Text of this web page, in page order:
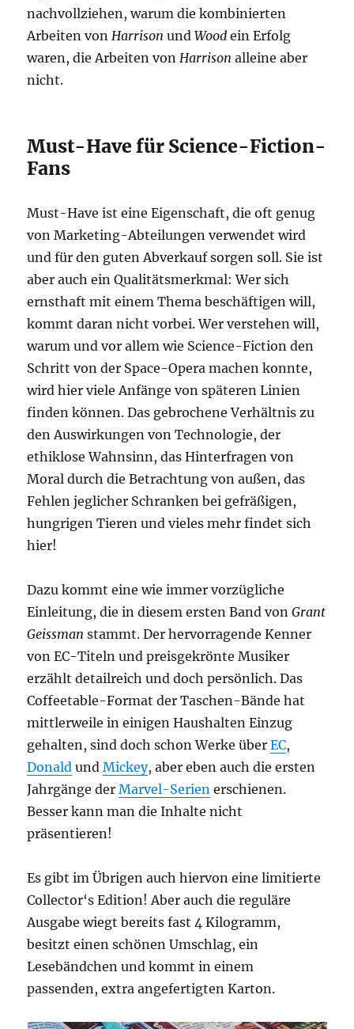
nachvollziehen, warum die kombinierten
Arbeiten vonHarrison undWood ein Erfolg
waren, die Arbeiten vonHarrison alleine aber
nicht.
Must-Have für Science-Fiction-
Fans
Must-Have ist eine Eigenschaft, die oft genug
von Marketing-Abteilungen verwendet wird
und für den guten Abverkauf sorgen soll. Sie ist
aber auch ein Qualitätsmerkmal: Wer sich
ernsthaft mit einem Thema beschäftigen will,
kommt daran nicht vorbei. Wer verstehen will,
warum und vor allem wie Science-Fiction den
Schritt von der Space-Opera machen konnte,
wird hier viele Anfänge von späteren Linien
finden können. Das gebrochene Verhältnis zu
den Auswirkungen von Technologie, der
ethiklose Wahnsinn, das Hinterfragen von
Moral durch die Betrachtung von außen, das
Fehlen jeglicher Schranken bei gefräßigen,
hungrigen Tieren und vieles mehr findet sich
hier!
Dazu kommt eine wie immer vorzügliche
Einleitung, die in diesem ersten Band vonGrant
Geissman stammt. Der hervorragende Kenner
von EC-Titeln und preisgekrönte Musiker
erzählt detailreich und doch persönlich. Das
Coffeetable-Format der Taschen-Bände hat
mittlerweile in einigen Haushalten Einzug
gehalten, sind doch schon Werke überEC,
Donald undMickey, aber eben auch die ersten
Jahrgänge derMarvel-Serien erschienen.
Besser kann man die Inhalte nicht
präsentieren!
Es gibt im Übrigen auch hiervon eine limitierte
Collector‘s Edition! Aber auch die reguläre
Ausgabe wiegt bereits fast 4 Kilogramm,
besitzt einen schönen Umschlag, ein
Lesebändchen und kommt in einem
passenden, extra angefertigten Karton.